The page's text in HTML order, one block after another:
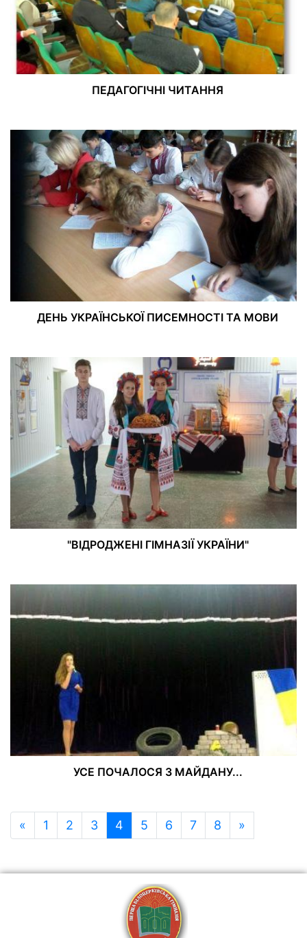
ПЕДАГОГІЧНІ ЧИТАННЯ
ДЕНЬ УКРАЇНСЬКОЇ ПИСЕМНОСТІ ТА МОВИ
"ВІДРОДЖЕНІ ГІМНАЗІЇ УКРАЇНИ"
УСЕ ПОЧАЛОСЯ З МАЙДАНУ...
« 1 2 3 4 5 6 7 8 »